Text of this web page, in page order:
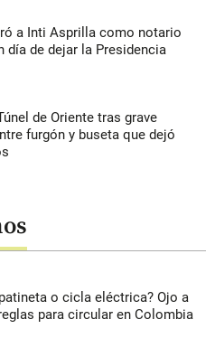
a Inti Asprilla como notario
día de dejar la Presidencia
de Oriente tras grave
furgón y buseta que dejó
o cicla eléctrica? Ojo a
para circular en Colombia